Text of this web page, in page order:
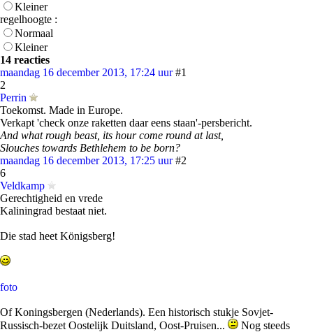
Kleiner
regelhoogte :
Normaal
Kleiner
14 reacties
maandag 16 december 2013, 17:24 uur #1
2
Perrin
Toekomst. Made in Europe.
Verkapt 'check onze raketten daar eens staan'-persbericht.
And what rough beast, its hour come round at last,
Slouches towards Bethlehem to be born?
maandag 16 december 2013, 17:25 uur #2
6
Veldkamp
Gerechtigheid en vrede
Kaliningrad bestaat niet.
Die stad heet Königsberg!
foto
Of Koningsbergen (Nederlands). Een historisch stukje Sovjet-
Russisch-bezet Oostelijk Duitsland, Oost-Pruisen...
Nog steeds